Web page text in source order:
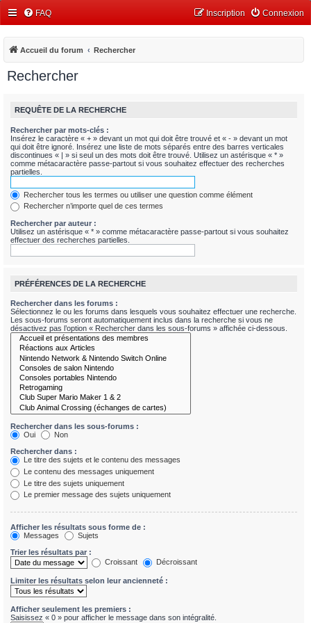
FAQ Connexion
Inscription
Accueil du forum Rechercher
Rechercher
REQUÊTE DE LA RECHERCHE
Rechercher par mots-clés :
Insérez le caractère « + » devant un mot qui doit être trouvé et « - » devant un mot
qui doit être ignoré. Insérez une liste de mots séparés entre des barres verticales
discontinues « | » si seul un des mots doit être trouvé. Utilisez un astérisque « * »
comme métacaractère passe-partout si vous souhaitez effectuer des recherches
partielles.
Rechercher tous les termes ou utiliser une question comme élément
Rechercher n’importe quel de ces termes
Rechercher par auteur :
Utilisez un astérisque « * » comme métacaractère passe-partout si vous souhaitez
effectuer des recherches partielles.
PRÉFÉRENCES DE LA RECHERCHE
Rechercher dans les forums :
Sélectionnez le ou les forums dans lesquels vous souhaitez effectuer une recherche.
Les sous-forums seront automatiquement inclus dans la recherche si vous ne
désactivez pas l’option « Rechercher dans les sous-forums » affichée ci-dessous.
Rechercher dans les sous-forums :
Oui
Non
Rechercher dans :
Le titre des sujets et le contenu des messages
Le contenu des messages uniquement
Le titre des sujets uniquement
Le premier message des sujets uniquement
Afficher les résultats sous forme de :
Messages
Sujets
Trier les résultats par :
Croissant
Décroissant
Limiter les résultats selon leur ancienneté :
Afficher seulement les premiers :
Saisissez « 0 » pour afficher le message dans son intégralité.